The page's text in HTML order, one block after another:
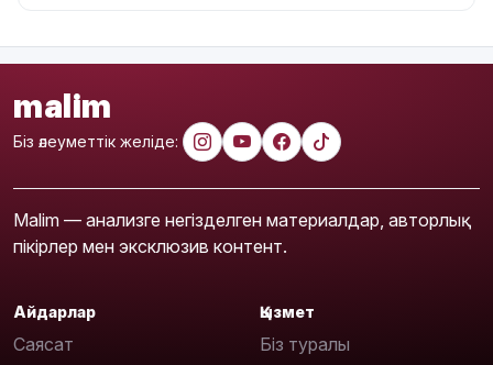
malim
Біз әлеуметтік желіде:
Malim — анализге негізделген материалдар, авторлық
пікірлер мен эксклюзив контент.
Айдарлар
Саясат
Қызмет
Біз туралы